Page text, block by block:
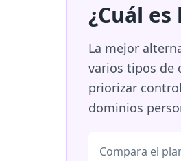
¿Cuál
La mejor
varios tipos de
priorizar
dominios
Compara el